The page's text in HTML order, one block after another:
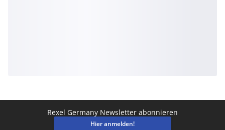
Rexel Germany Newsletter abonnieren
Hier anmelden!